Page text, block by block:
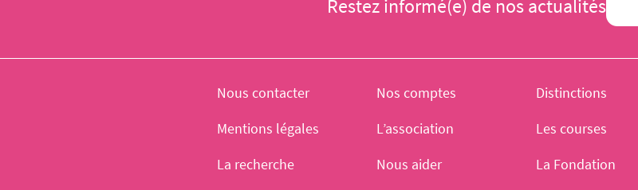
Restez informé(e) de nos actualités
Nous contacter Nos comptes Distinctions
Mentions légales
L’association Les courses
La recherche
Nous aider La Fondation